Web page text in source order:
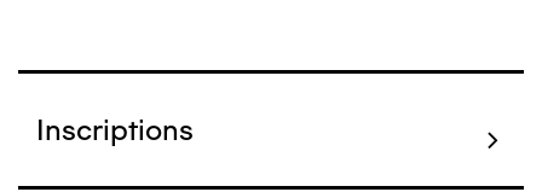
Inscriptions